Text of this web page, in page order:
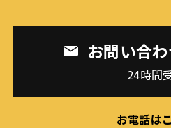
お問い合
24時間
お電話は